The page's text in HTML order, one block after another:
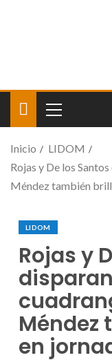
Inicio
LIDOM
Rojas y De los
Méndez también
LIDOM
Rojas y
disparan
Méndez
en